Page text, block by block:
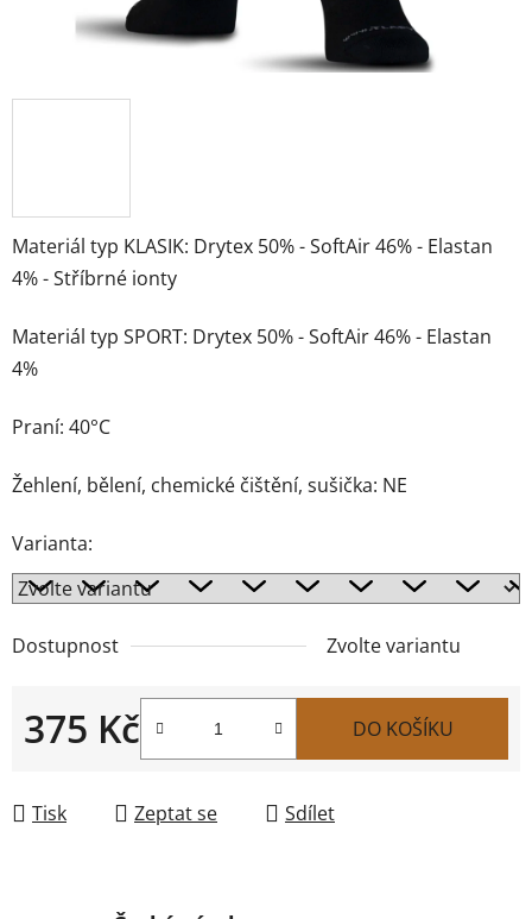
Materiál typ KLASIK: Drytex 50% - SoftAir 46% - Elastan
4% - Stříbrné ionty
Materiál typ SPORT: Drytex 50% - SoftAir 46% - Elastan
4%
Praní: 40°C
Žehlení, bělení, chemické čištění, sušička: NE
Varianta:
Dostupnost Zvolte variantu
375 Kč DO KOŠÍKU
Tisk Zeptat se Sdílet